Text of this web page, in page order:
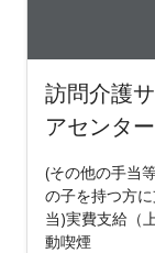
訪問介護
アセンタ
(その他の手当
の子を持つ方
当)実費支給（
動喫煙